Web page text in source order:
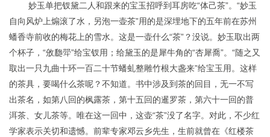
妙玉单把钗黛二人和跟来的宝玉招呼到耳房吃“体己茶”。“妙玉
自向风炉上煽滚了水，另泡一壶茶”用的是深埋地下的五年前在苏州
蟠香寺前收的梅花上的雪水。这是一壶什么“茶”？没说。妙玉取出两
个杯子，“攽瓟斝”给宝钗用；给黛玉的是犀牛角的“杏犀喬”。“随之又
取出一只九曲十环一百二十节蟠虬整雕竹根大盏来”给宝玉用。这样
的茶具，要喝什么茶呢？不知道。书中涉及到茶的回目，无一不写
出茶名，如第八回的枫露茶，第十五回的暹罗茶，第六十一回的普
洱茶、女儿茶等。唯在这一回中，这壶“茶”没了名字。对此，不少红
学家表示关切和遗憾。前辈专家邓云乡先生，生前就曾在《红楼茶